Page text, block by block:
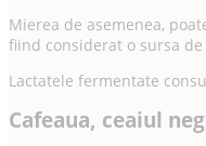
Mierea de asemenea,
fiind considerat o sursa
Lactatele fermentate
Cafeaua, ceaiul